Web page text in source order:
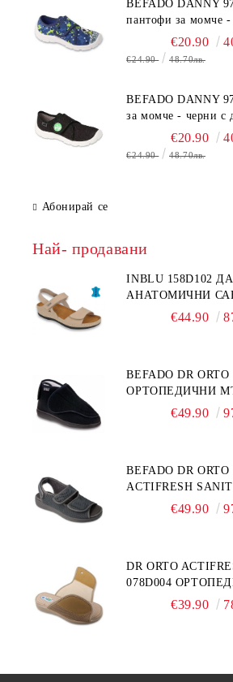
BEFADO DANNY
пантофи за момче -
€20.90
€24.90 48.70лв.
BEFADO DANNY
за момче - черни с
€20.90
€24.90 48.70лв.
Абонирай се
Най- продавани
INBLU 158D102
АНАТОМИЧНИ
ЕСТЕСТВЕНА
€44.90
BEFADO DR ORTO
ОРТОПЕДИЧНИ МЪЖКИ
ЗА ГИПСИРАН
€49.90
BEFADO DR ORTO
ACTIFRESH
ОРТОПЕДИЧНИ
€49.90
DR ORTO
078D004
ЧЕХЛИ ЗА€39.90